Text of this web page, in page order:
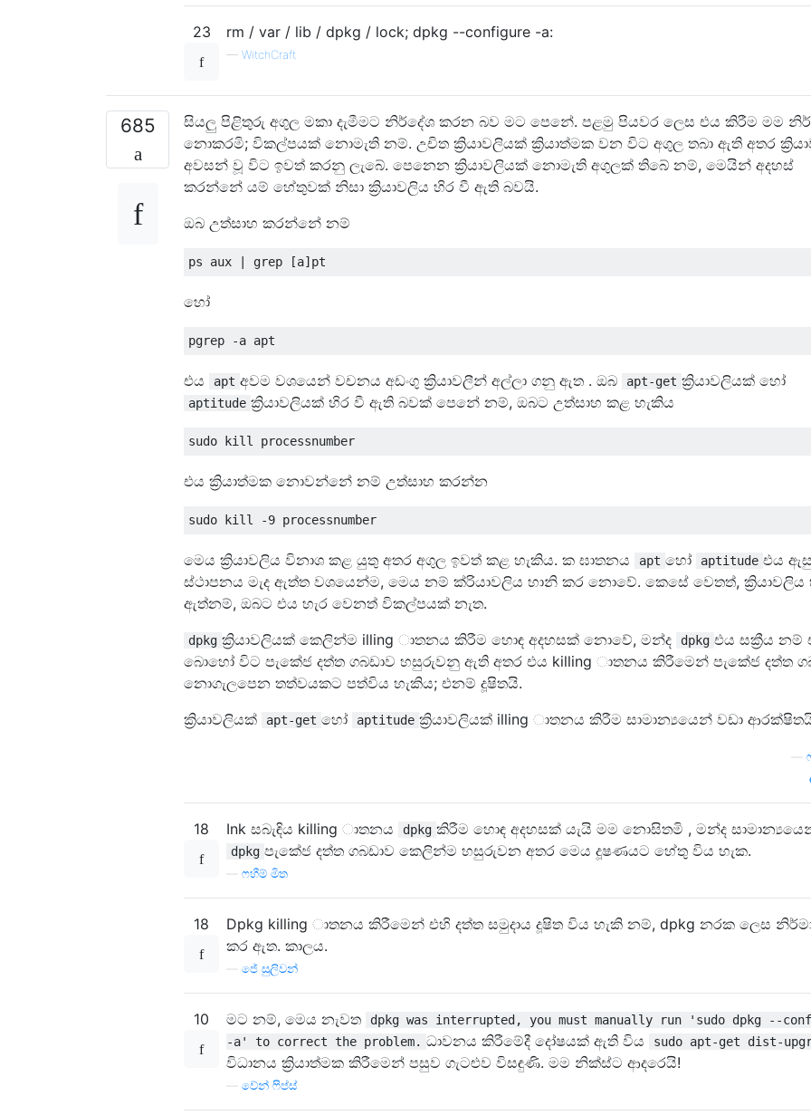
23 rm / var / lib / dpkg / lock; dpkg --configure -a:
— WitchCraft
685
සියලු පිළිතුරු අගුල මකා දැමීමට නිර්දේශ කරන බව මට පෙනේ. පළමු පියවර ලෙස එය කිරීම මම
නොකරමි; විකල්පයක් නොමැති නම්. උචිත ක්‍රියාවලියක් ක්‍රියාත්මක වන විට අගුල තබා ඇති අතර
අවසන් වූ විට ඉවත් කරනු ලැබේ. පෙනෙන ක්‍රියාවලියක් නොමැති අගුලක් තිබේ නම්, මෙයින් අදහස්
කරන්නේ යම් හේතුවක් නිසා ක්‍රියාවලිය හිර වී ඇති බවයි.
ඔබ උත්සාහ කරන්නේ නම්
හෝ
එය apt අවම වශයෙන් වචනය අඩංගු ක්‍රියාවලීන් අල්ලා ගනු ඇත . ඔබ apt-get ක්‍රියාවලියක් හෝ
aptitude ක්‍රියාවලියක් හිර වී ඇති බවක් පෙනේ නම්, ඔබට උත්සාහ කළ හැකිය
එය ක්‍රියාත්මක නොවන්නේ නම් උත්සාහ කරන්න
මෙය ක්‍රියාවලිය විනාශ කළ යුතු අතර අගුල ඉවත් කළ හැකිය. ක ඝාතනය apt හෝ aptitude එය
ස්ථාපනය මැද ඇත්ත වශයෙන්ම, මෙය නම් ක්රියාවලිය හානි කර නොවේ. කෙසේ වෙතත්, ක්‍රියාවලිය
ඇත්නම්, ඔබට එය හැර වෙනත් විකල්පයක් නැත.
dpkg ක්‍රියාවලියක් කෙලින්ම illing ාතනය කිරීම හොඳ අදහසක් නොවේ, මන්ද dpkg එය සක්‍රීය නම්
බොහෝ විට පැකේජ දත්ත ගබඩාව හසුරුවනු ඇති අතර එය killing ාතනය කිරීමෙන් පැකේජ දත්ත
නොගැලපෙන තත්වයකට පත්විය හැකිය; එනම් දූෂිතයි.
ක්‍රියාවලියක්
apt-get හෝ aptitude ක්‍රියාවලියක් illing ාතනය කිරීම සාමාන්‍යයෙන් වඩා
18 Ink සබැඳිය killing ාතනය dpkg කිරීම හොඳ අදහසක් යැයි මම නොසිතමි , මන්ද
dpkg පැකේජ දත්ත ගබඩාව කෙලින්ම හසුරුවන අතර මෙය දූෂණයට හේතු විය හැක.
ෆහීම් මිත
18
Dpkg killing ාතනය කිරීමෙන් එහි දත්ත සමුදාය දූෂිත විය හැකි නම්, dpkg නරක ලෙස
කර ඇත. කාලය.
ජේ සුලිවන්
10 මට නම්, මෙය නැවත
dpkg was interrupted, you must manually run 'sudo dpkg --
-a' to correct the problem. ධාවනය කිරීමේදී දෝෂයක් ඇති විය sudo apt-get dist-
විධානය ක්‍රියාත්මක කිරීමෙන් පසුව ගැටළුව විසඳුණි. මම නික්ස්ට ආදරෙයි!
වේන් ෆිප්ස්